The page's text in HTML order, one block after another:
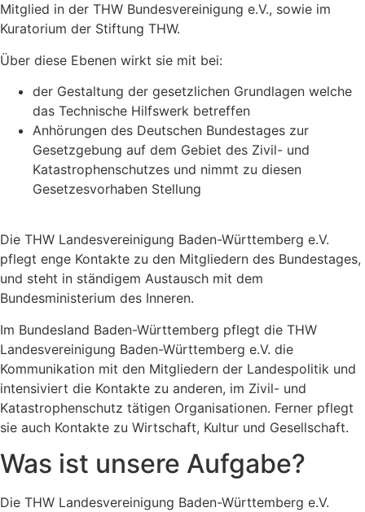
Mitglied in der THW Bundesvereinigung e.V., sowie im
Kuratorium der Stiftung THW.
Über diese Ebenen wirkt sie mit bei:
der Gestaltung der gesetzlichen Grundlagen welche
das Technische Hilfswerk betreffen
Anhörungen des Deutschen Bundestages zur
Gesetzgebung auf dem Gebiet des Zivil- und
Katastrophenschutzes und nimmt zu diesen
Gesetzesvorhaben Stellung
Die THW Landesvereinigung Baden-Württemberg e.V.
pflegt enge Kontakte zu den Mitgliedern des Bundestages,
und steht in ständigem Austausch mit dem
Bundesministerium des Inneren.
Im Bundesland Baden-Württemberg pflegt die THW
Landesvereinigung Baden-Württemberg e.V. die
Kommunikation mit den Mitgliedern der Landespolitik und
intensiviert die Kontakte zu anderen, im Zivil- und
Katastrophenschutz tätigen Organisationen. Ferner pflegt
sie auch Kontakte zu Wirtschaft, Kultur und Gesellschaft.
Was ist unsere Aufgabe?
Die THW Landesvereinigung Baden-Württemberg e.V.